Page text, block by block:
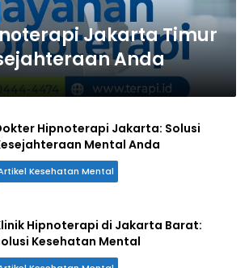
Jakarta Timur
Anda
Hipnoterapi Jakarta: Solusi
Mental Anda
Kesehatan Mental
Hipnoterapi di Jakarta Barat:
Kesehatan Mental